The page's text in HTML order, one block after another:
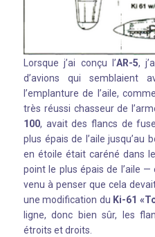
Lorsque j’ai conçu l’AR-5,
d’avions qui semblaient
l’emplanture de l’aile,
très réussi chasseur de
100, avait des flancs de
plus épais de l’aile
en étoile était caréné dans
point le plus épais de l’aile
venu à penser que cela
une modification du Ki-61
ligne, donc bien sûr, les
étroits et droits.